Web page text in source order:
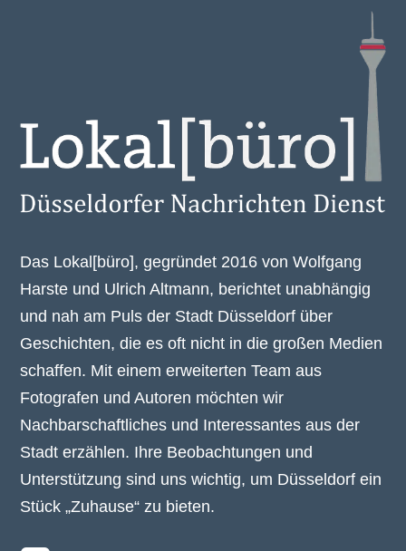
Das Lokal[büro], gegründet 2016 von Wolfgang
Harste und Ulrich Altmann, berichtet unabhängig
und nah am Puls der Stadt Düsseldorf über
Geschichten, die es oft nicht in die großen Medien
schaffen. Mit einem erweiterten Team aus
Fotografen und Autoren möchten wir
Nachbarschaftliches und Interessantes aus der
Stadt erzählen. Ihre Beobachtungen und
Unterstützung sind uns wichtig, um Düsseldorf ein
Stück „Zuhause“ zu bieten.